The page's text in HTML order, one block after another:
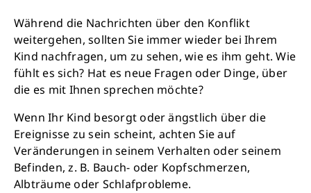
Während die Nachrichten über den Konflikt
weitergehen, sollten Sie immer wieder bei Ihrem
Kind nachfragen, um zu sehen, wie es ihm geht. Wie
fühlt es sich? Hat es neue Fragen oder Dinge, über
die es mit Ihnen sprechen möchte?
Wenn Ihr Kind besorgt oder ängstlich über die
Ereignisse zu sein scheint, achten Sie auf
Veränderungen in seinem Verhalten oder seinem
Befinden, z. B. Bauch- oder Kopfschmerzen,
Albträume oder Schlafprobleme.